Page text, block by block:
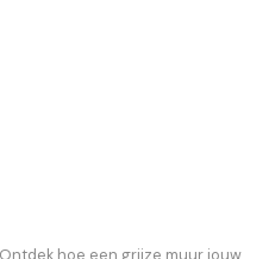
Ontdek hoe een grijze muur jouw